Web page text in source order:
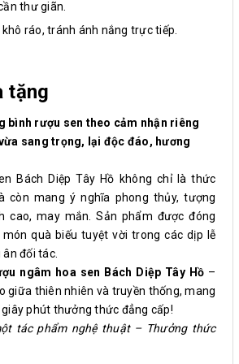
thư giãn.
ráo, tránh ánh nắng trực tiếp.
tặng
bình rượu sen theo cảm nhận riêng
sang trọng, lại độc đáo, hương
Bách Diệp Tây Hồ không chỉ là thức
còn mang ý nghĩa phong thủy, tượng
cao, may mắn. Sản phẩm được đóng
quà biếu tuyệt vời trong các dịp lễ
đối tác.
ngâm hoa sen Bách Diệp Tây Hồ –
giữa thiên nhiên và truyền thống, mang
phút thưởng thức đẳng cấp!
tác phẩm nghệ thuật – Thưởng thức